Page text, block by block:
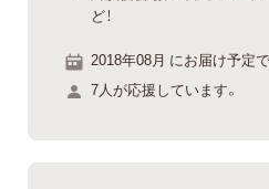
ど！
2018年08月 にお届け予定で
7人が応援しています。